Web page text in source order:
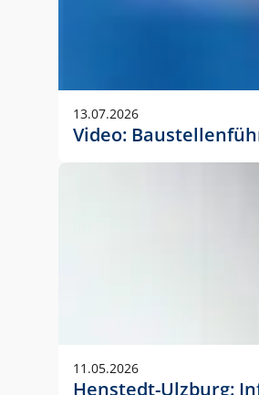
13.07.2026
Video:
11.05.2026
Henstedt-Ulzburg: